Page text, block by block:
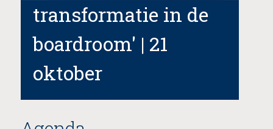
transformatie in de
boardroom' | 21
oktober